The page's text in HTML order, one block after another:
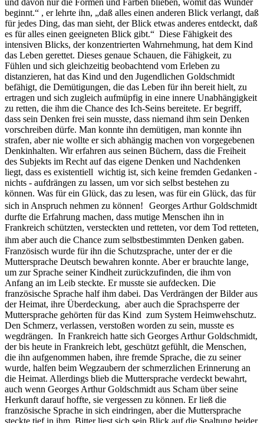
beginnt.“ , er lehrte ihn, „daß alles einen anderen Blick verlangt, daß
für jedes Ding, das man sieht, der Blick etwas anderes entdeckt, daß
es für alles einen geeigneten Blick gibt.“ Diese Fähigkeit des
intensiven Blicks, der konzentrierten Wahrnehmung, hat dem Kind
das Leben gerettet. Dieses genaue Schauen, die Fähigkeit, zu
Fühlen und sich gleichzeitig beobachtend vom Erleben zu
distanzieren, hat das Kind und den Jugendlichen Goldschmidt
befähigt, die Demütigungen, die das Leben für ihn bereit hielt, zu
ertragen und sich zugleich aufmüpfig in eine innere Unabhängigkeit
zu retten, die ihm die Chance des Ich-Seins bereitete. Er begriff,
dass sein Denken frei sein musste, dass niemand ihm sein Denken
vorschreiben dürfe. Man konnte ihn demütigen, man konnte ihn
strafen, aber nie wollte er sich abhängig machen von vorgegebenen
Denkinhalten. Wir erfahren aus seinen Büchern, dass die Freiheit
des Subjekts im Recht auf das eigene Denken und Nachdenken
liegt, dass es existentiell wichtig ist, sich keine fremden Gedanken -
nichts - aufdrängen zu lassen, um vor sich selbst bestehen zu
können. Was für ein Glück, das zu lesen, was für ein Glück, das für
sich in Anspruch nehmen zu können! Georges Arthur Goldschmidt
durfte die Erfahrung machen, dass mutige Menschen ihn in
Frankreich schützten, versteckten und retteten, vor dem Tod retteten,
ihm aber auch die Chance zum selbstbestimmten Denken gaben.
Französisch wurde für ihn die Schutzsprache, unter der er die
Muttersprache Deutsch bewahren konnte. Aber er brauchte lange,
um zur Sprache seiner Kindheit zurückzufinden, die ihm von
Anfang an im Leib steckte. Er musste sie aufdecken. Die
französische Sprache half ihm dabei. Das Verdrängen der Bilder aus
der Heimat, ihre Überdeckung, aber auch die Sprachsperre der
Muttersprache gehörten für das Kind zum System Heimwehschutz.
Den Schmerz, verlassen, verstoßen worden zu sein, musste es
wegdrängen. In Frankreich hatte sich Georges Arthur Goldschmidt,
der bis heute in Frankreich lebt, geschützt gefühlt, die Menschen,
die ihn aufgenommen haben, ihre fremde Sprache, die zu seiner
wurde, halfen beim Wegzaubern der schmerzlichen Erinnerung an
die Heimat. Allerdings blieb die Muttersprache verdeckt bewahrt,
auch wenn Georges Arthur Goldschmidt aus Scham über seine
Herkunft darauf hoffte, sie vergessen zu können. Er ließ die
französische Sprache in sich eindringen, aber die Muttersprache
steckte tief in ihm. Bitter liest sich sein Blick auf die Spaltung beider